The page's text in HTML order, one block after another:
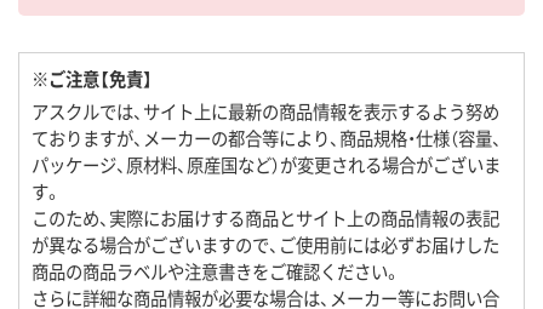
※ご注意【免責】
アスクルでは、サイト上に最新の商品情報を表示するよう努め
ておりますが、メーカーの都合等により、商品規格・仕様（容量、
パッケージ、原材料、原産国など）が変更される場合がございま
す。
このため、実際にお届けする商品とサイト上の商品情報の表記
が異なる場合がございますので、ご使用前には必ずお届けした
商品の商品ラベルや注意書きをご確認ください。
さらに詳細な商品情報が必要な場合は、メーカー等にお問い合